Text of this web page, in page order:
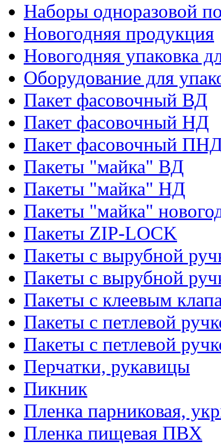
Наборы одноразовой
Новогодняя продукция
Новогодняя упаковка
Оборудование для
Пакет фасовочный ВД
Пакет фасовочный НД
Пакет фасовочный
Пакеты "майка" ВД
Пакеты "майка" НД
Пакеты "майка"
Пакеты ZIP-LOCK
Пакеты с вырубной
Пакеты с вырубной
Пакеты с клеевым
Пакеты с петлевой
Пакеты с петлевой
Перчатки, рукавицы
Пикник
Пленка парниковая,
Пленка пищевая ПВХ